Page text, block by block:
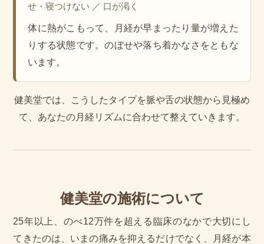
せ・寝つけない ／ 口が渇く
体に熱がこもって、月経が早まったり量が増えた
りする状態です。のぼせや落ち着かなさをともな
います。
健美堂では、こうしたタイプを脈や舌の状態から見極め
て、あなたの月経リズムに合わせて整えていきます。
健美堂の施術について
25年以上、のべ12万件を超える臨床のなかで大切にし
てきたのは、いまの痛みを抑えるだけでなく、月経が本